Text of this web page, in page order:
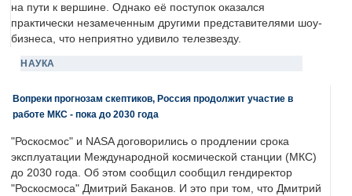
на пути к вершине. Однако её поступок оказался
практически незамеченным другими представителями шоу-
бизнеса, что неприятно удивило телезвезду.
НАУКА
Вопреки прогнозам скептиков, Россия продолжит участие в
работе МКС - пока до 2030 года
"Роскосмос" и NASA договорились о продлении срока
эксплуатации Международной космической станции (МКС)
до 2030 года. Об этом сообщил сообщил гендиректор
"Роскосмоса" Дмитрий Баканов. И это при том, что Дмитрий